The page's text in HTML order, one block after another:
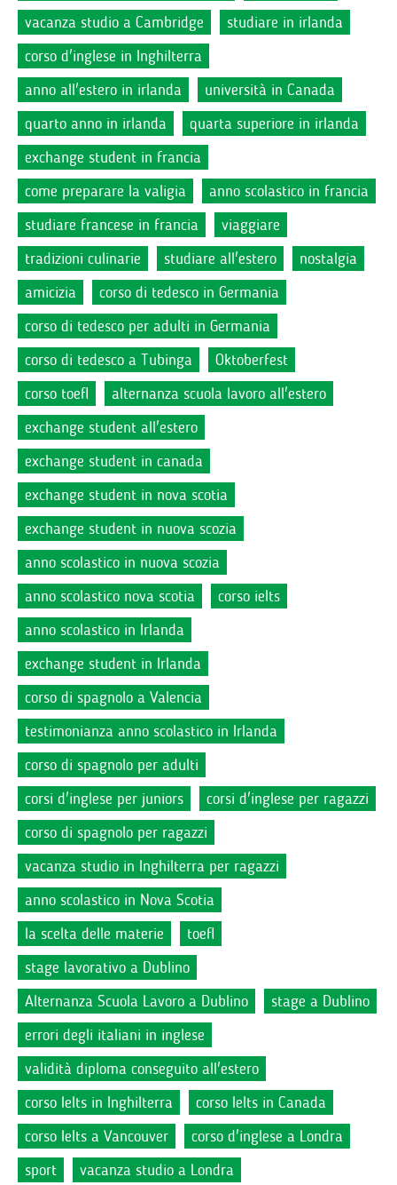
vacanza studio a Cambridge
studiare in irlanda
corso d'inglese in Inghilterra
anno all'estero in irlanda
università in Canada
quarto anno in irlanda
quarta superiore in irlanda
exchange student in francia
come preparare la valigia
anno scolastico in francia
studiare francese in francia
viaggiare
tradizioni culinarie
studiare all'estero
nostalgia
amicizia
corso di tedesco in Germania
corso di tedesco per adulti in Germania
corso di tedesco a Tubinga
Oktoberfest
corso toefl
alternanza scuola lavoro all'estero
exchange student all'estero
exchange student in canada
exchange student in nova scotia
exchange student in nuova scozia
anno scolastico in nuova scozia
anno scolastico nova scotia
corso ielts
anno scolastico in Irlanda
exchange student in Irlanda
corso di spagnolo a Valencia
testimonianza anno scolastico in Irlanda
corso di spagnolo per adulti
corsi d'inglese per juniors
corsi d'inglese per ragazzi
corso di spagnolo per ragazzi
vacanza studio in Inghilterra per ragazzi
anno scolastico in Nova Scotia
la scelta delle materie
toefl
stage lavorativo a Dublino
Alternanza Scuola Lavoro a Dublino
stage a Dublino
errori degli italiani in inglese
validità diploma conseguito all'estero
corso Ielts in Inghilterra
corso Ielts in Canada
corso Ielts a Vancouver
corso d'inglese a Londra
sport
vacanza studio a Londra